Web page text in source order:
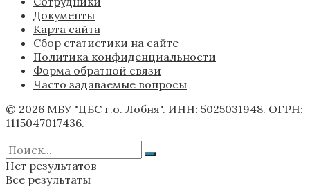
Документы
Карта сайта
Сбор статистики на сайте
Политика конфиденциальности
Форма обратной связи
Часто задаваемые вопросы
© 2026 МБУ "ЦБС г.о. Лобня". ИНН: 5025031948. ОГРН:
1115047017436.
Нет результатов
Все результаты